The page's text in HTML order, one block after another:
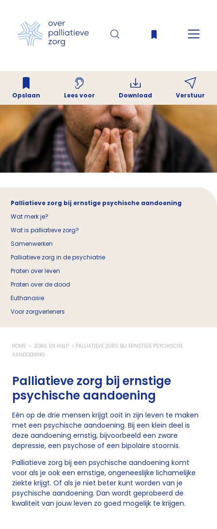
Palliatieve zorg bij ernstige psychische aandoening
Wat merk je?
Wat is palliatieve zorg?
Samenwerken
Palliatieve zorg in de psychiatrie
Praten over leven
Praten over de dood
Euthanasie
Voor zorgverleners
HOME ZORG EN HULP
PALLIATIEVE ZORG BIJ ERNSTIGE PSYCHISCHE
AANDOENING
Palliatieve zorg bij ernstige
psychische aandoening
Eén op de drie mensen krijgt ooit in zijn leven te maken
met een psychische aandoening. Bij een klein deel is
deze aandoening ernstig, bijvoorbeeld een zware
depressie, een psychose of een bipolaire stoornis.
Palliatieve zorg bij een psychische aandoening komt
voor als je ook een ernstige, ongeneeslijke lichamelijke
ziekte krijgt. Of als je niet beter kunt worden van je
psychische aandoening. Dan wordt geprobeerd de
kwaliteit van jouw leven zo goed mogelijk te krijgen.
Opslaan Lees voor Download Verstuur